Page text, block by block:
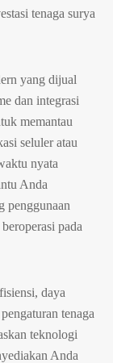
tenaga surya
yang dijual
dan integrasi
memantau
seluler atau
nyata
Anda
penggunaan
pada
daya
tenaga
teknologi
Anda